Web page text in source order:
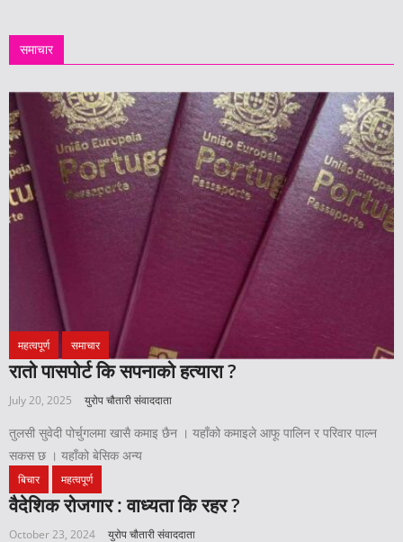
समाचार
महत्वपूर्ण समाचार
रातो पासपोर्ट कि सपनाको हत्यारा ?
July 20, 2025 युरोप चौतारी संवाददाता
तुलसी सुवेदी पोर्चुगलमा खासै कमाइ छैन । यहाँको कमाइले आफू पालिन र परिवार पाल्न
सकस छ । यहाँको बेसिक अन्य
बिचार महत्वपूर्ण
वैदेशिक रोजगार : वाध्यता कि रहर ?
October 23, 2024 युरोप चौतारी संवाददाता